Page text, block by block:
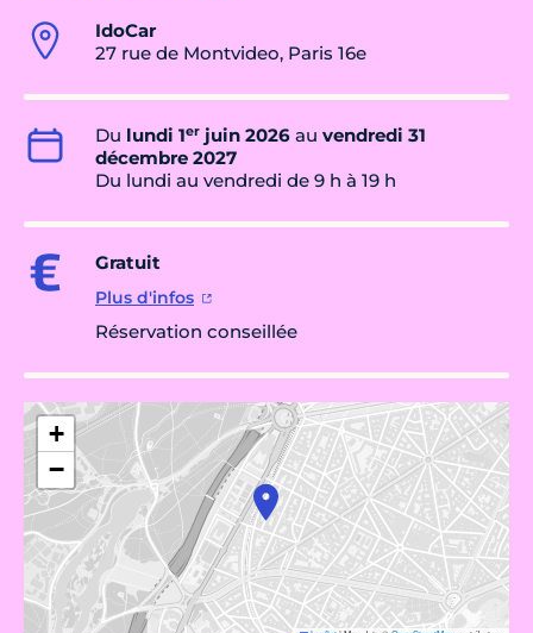
IdoCar
27 rue de Montvideo, Paris 16e
Du lundi 1er juin 2026 au vendredi 31
décembre 2027
Du lundi au vendredi de 9 h à 19 h
Gratuit
Plus d'infos
Réservation conseillée
+
−